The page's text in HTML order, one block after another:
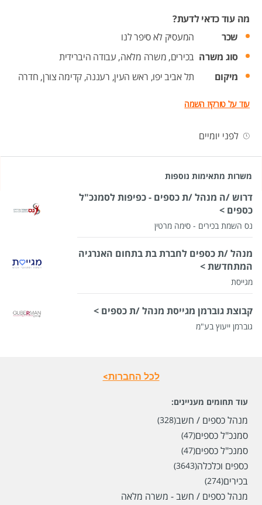
מה עוד כדאי לדעת?
שכר
המעסיק לא סיפר לנו
סוג משרה בכירים, משרה מלאה, עבודה היברידית
מיקום
תל אביב יפו, ראש העין, רעננה,קדימה צורן, חדרה
עוד על טורקיז השמה
לפני יומיים
משרות מתאימות נוספות
דרוש /ה מנהל /ת כספים - כפיפות לסמנכ"ל
כספים >
נס השמת בכירים - סימה מרטין
מנהל /ת כספים לחברת בת בתחום האנרגיה
המתחדשת >
מגייסת
קבוצת גוברמן מגייסת מנהל /ת כספים >
גוברמן ייעוץ בע"מ
לכל החברות>
עוד תחומים מעניינים:
מנהל כספים / חשב(328)
סמנכ"ל כספים(47)
סמנכ"ל כספים(47)
כספים וכלכלה(3643)
בכירים(274)
מנהל כספים / חשב - משרה מלאה